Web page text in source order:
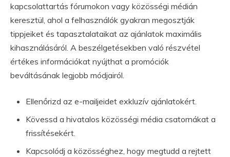
kapcsolattartás fórumokon vagy közösségi médián
keresztül, ahol a felhasználók gyakran megosztják
tippjeiket és tapasztalataikat az ajánlatok maximális
kihasználásáról. A beszélgetésekben való részvétel
értékes információkat nyújthat a promóciók
beváltásának legjobb módjairól.
Ellenőrizd az e-mailjeidet exkluzív ajánlatokért.
Kövessd a hivatalos közösségi média csatornákat a
frissítésekért.
Kapcsolódj a közösséghez, hogy megtudd a rejtett